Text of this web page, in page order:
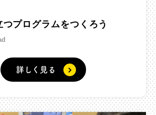
プログラムをつくろう
詳しく見る